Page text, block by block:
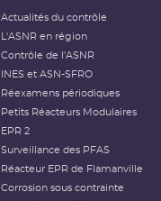
Actualités du contrôle
L'ASNR en région
Contrôle de l'ASNR
INES et ASN-SFRO
Réexamens périodiques
Petits Réacteurs Modulaires
EPR 2
Surveillance des PFAS
Réacteur EPR de Flamanville
Corrosion sous contrainte